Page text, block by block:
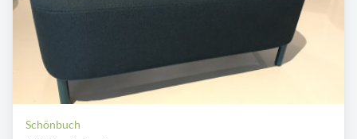
Schönbuch